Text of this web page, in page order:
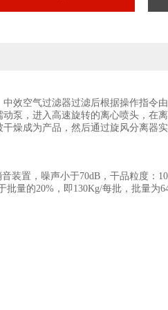
效空气过滤器过滤后根据操作指令
泵，进入高速旋转的离心喷头，在
燥成为产品，然后通过旋风分离器
装置， 噪声小于70dB ，干品粒度：
批量的20% ，即130Kg/每批，批量为